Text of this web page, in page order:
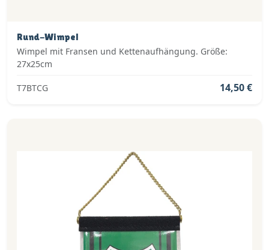
Rund-Wimpel
Wimpel mit Fransen und Kettenaufhängung. Größe:
27x25cm
T7BTCG 14,50 €